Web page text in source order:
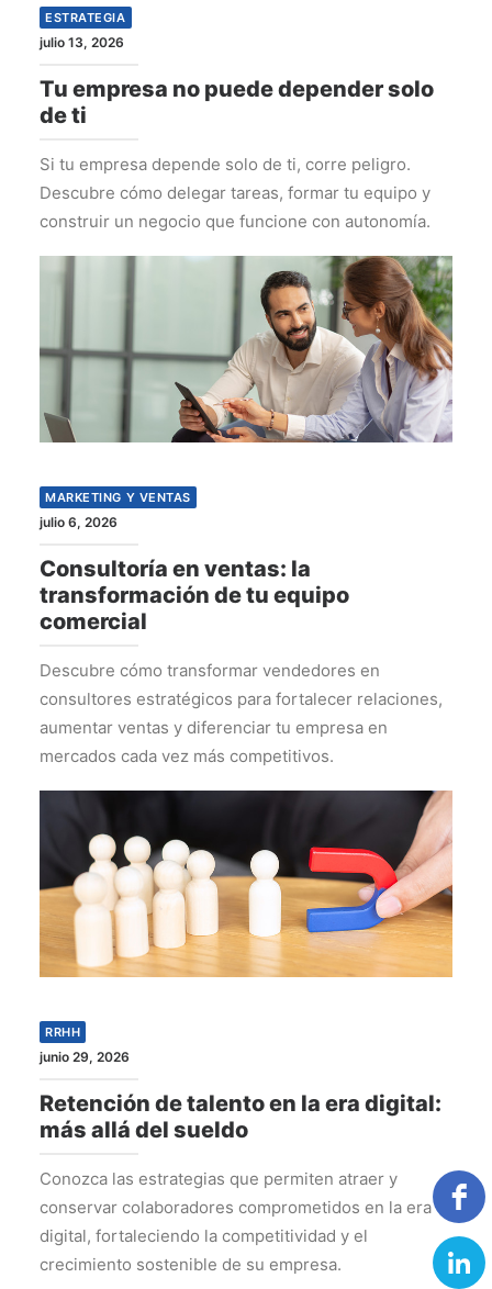
ESTRATEGIA
julio 13, 2026
Tu empresa no puede depender solo
de ti
Si tu empresa depende solo de ti, corre peligro.
Descubre cómo delegar tareas, formar tu equipo y
construir un negocio que funcione con autonomía.
MARKETING Y VENTAS
julio 6, 2026
Consultoría en ventas: la
transformación de tu equipo
comercial
Descubre cómo transformar vendedores en
consultores estratégicos para fortalecer relaciones,
aumentar ventas y diferenciar tu empresa en
mercados cada vez más competitivos.
RRHH
junio 29, 2026
Retención de talento en la era digital:
más allá del sueldo
Conozca las estrategias que permiten atraer y
conservar colaboradores comprometidos en la era
digital, fortaleciendo la competitividad y el
crecimiento sostenible de su empresa.